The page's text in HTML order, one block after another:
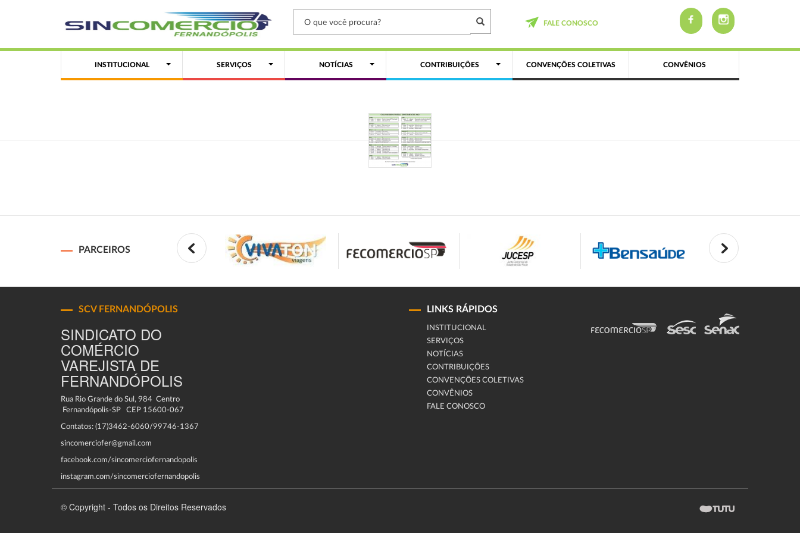
FALE CONOSCO
INSTITUCIONAL SERVIÇOS NOTÍCIAS CONTRIBUIÇÕES CONVENÇÕES COLETIVAS CONVÊNIOS
PARCEIROS
SCV FERNANDÓPOLIS
SINDICATO DO
COMÉRCIO
VAREJISTA DE
FERNANDÓPOLIS
Rua Rio Grande do Sul, 984 Centro
Fernandópolis-SP CEP 15600-067
Contatos: (17)3462-6060/99746-1367
sincomerciofer@gmail.com
facebook.com/sincomerciofernandopolis
instagram.com/sincomerciofernandopolis
LINKS RÁPIDOS
INSTITUCIONAL
SERVIÇOS
NOTÍCIAS
CONTRIBUIÇÕES
CONVENÇÕES COLETIVAS
CONVÊNIOS
FALE CONOSCO
© Copyright - Todos os Direitos Reservados